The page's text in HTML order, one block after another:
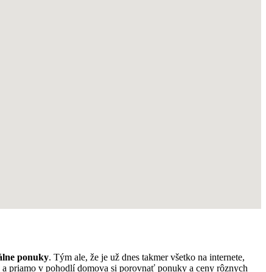
ponuky. Tým ale, že je už dnes takmer všetko na internete,
priamo v pohodlí domova si porovnať ponuky a ceny rôznych